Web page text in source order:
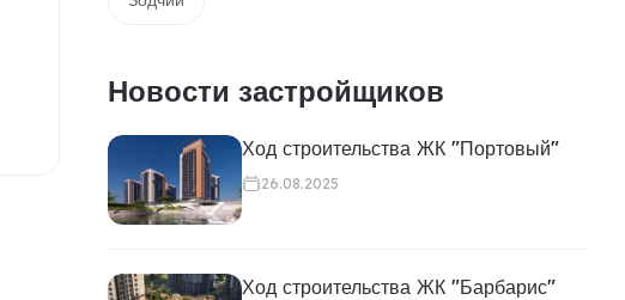
Новости застройщиков
Ход строительства ЖК "Портовый"
26.08.2025
Ход строительства ЖК "Барбарис"